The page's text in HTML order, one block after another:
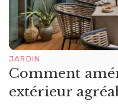
JARDIN
Comment
extérieur